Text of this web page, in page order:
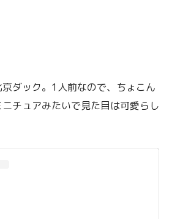
ダック。1人前なので、ちょこん
チュアみたいで見た目は可愛らし